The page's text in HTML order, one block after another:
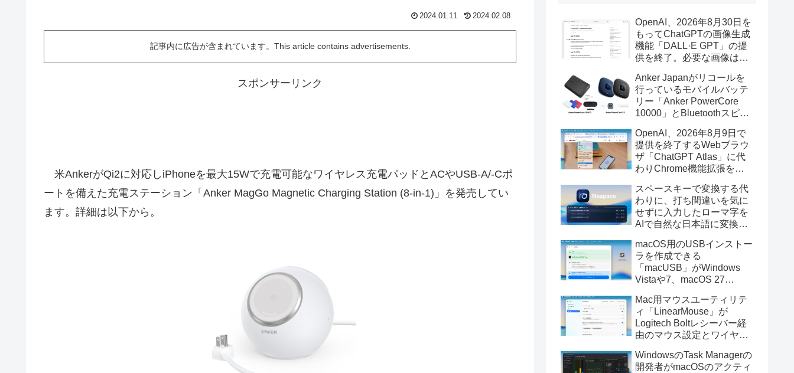
2024.01.11 2024.02.08
記事内に広告が含まれています。This article contains advertisements.
スポンサーリンク
米AnkerがQi2に対応しiPhoneを最大15Wで充電可能なワイヤレス充電パッドとACやUSB-A/-Cポ
ートを備えた充電ステーション「Anker MagGo Magnetic Charging Station (8-in-1)」を発売してい
ます。詳細は以下から。
OpenAI、2026年8月30日を
もってChatGPTの画像生成
機能「DALL·E GPT」の提
供を終了。必要な画像は期
Anker Japanがリコールを
行っているモバイルバッテ
リー「Anker PowerCore
10000」とBluetoothスピー
辺を焼損する火災が6月に3
件発生していたそうなので
注意を。
OpenAI、2026年8月9日で
提供を終了するWebブラウ
ザ「ChatGPT Atlas」に代
わりChrome機能拡張をア
画の質問やAsk ChatGPT機
能を追加。
スペースキーで変換する代
わりに、打ち間違いを気に
せずに入力したローマ字を
AIで自然な日本語に変換し
力アプリ「Nospace」がリ
リース。
macOS用のUSBインストー
ラを作成できる
「macUSB」がWindows
Vistaや7、macOS 27
トーラの作成に対応。
Mac用マウスユーティリテ
ィ「LinearMouse」が
Logitech Boltレシーバー経
由のマウス設定とワイヤレ
ックボールに対応。
WindowsのTask Managerの
開発者がmacOSのアクティ